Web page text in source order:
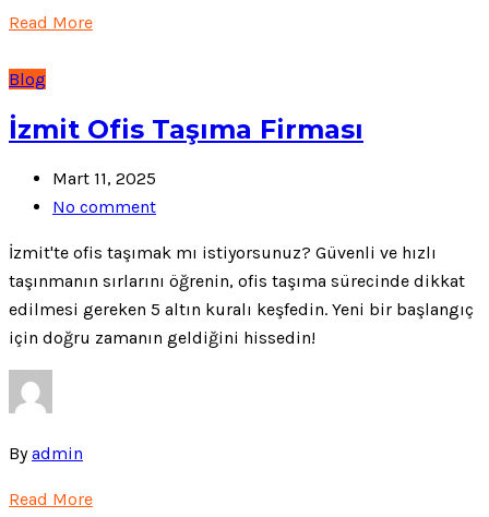
Read More
Blog
İzmit Ofis Taşıma Firması
Mart 11, 2025
No comment
İzmit'te ofis taşımak mı istiyorsunuz? Güvenli ve hızlı
taşınmanın sırlarını öğrenin, ofis taşıma sürecinde dikkat
edilmesi gereken 5 altın kuralı keşfedin. Yeni bir başlangıç
için doğru zamanın geldiğini hissedin!
Byadmin
Read More